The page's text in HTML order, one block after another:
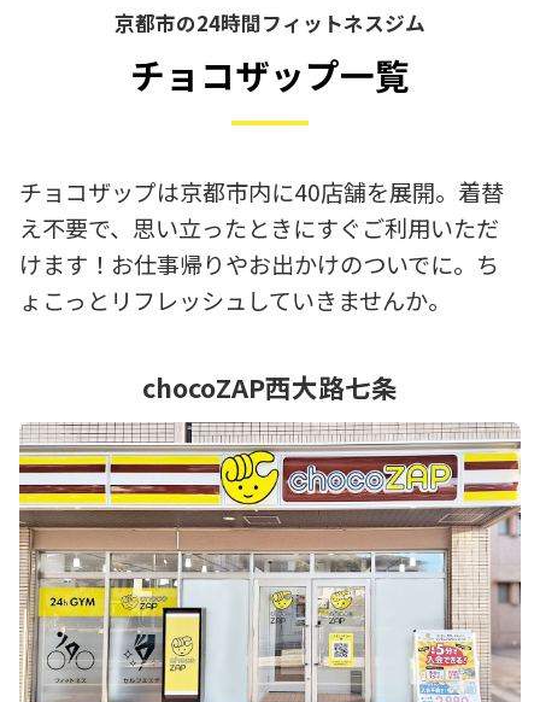
京都市の24時間フィットネスジム
チョコザップ一覧
チョコザップは京都市内に40店舗を展開。着替
え不要で、思い立ったときにすぐご利用いただ
けます！お仕事帰りやお出かけのついでに。ち
ょこっとリフレッシュしていきませんか。
chocoZAP西大路七条